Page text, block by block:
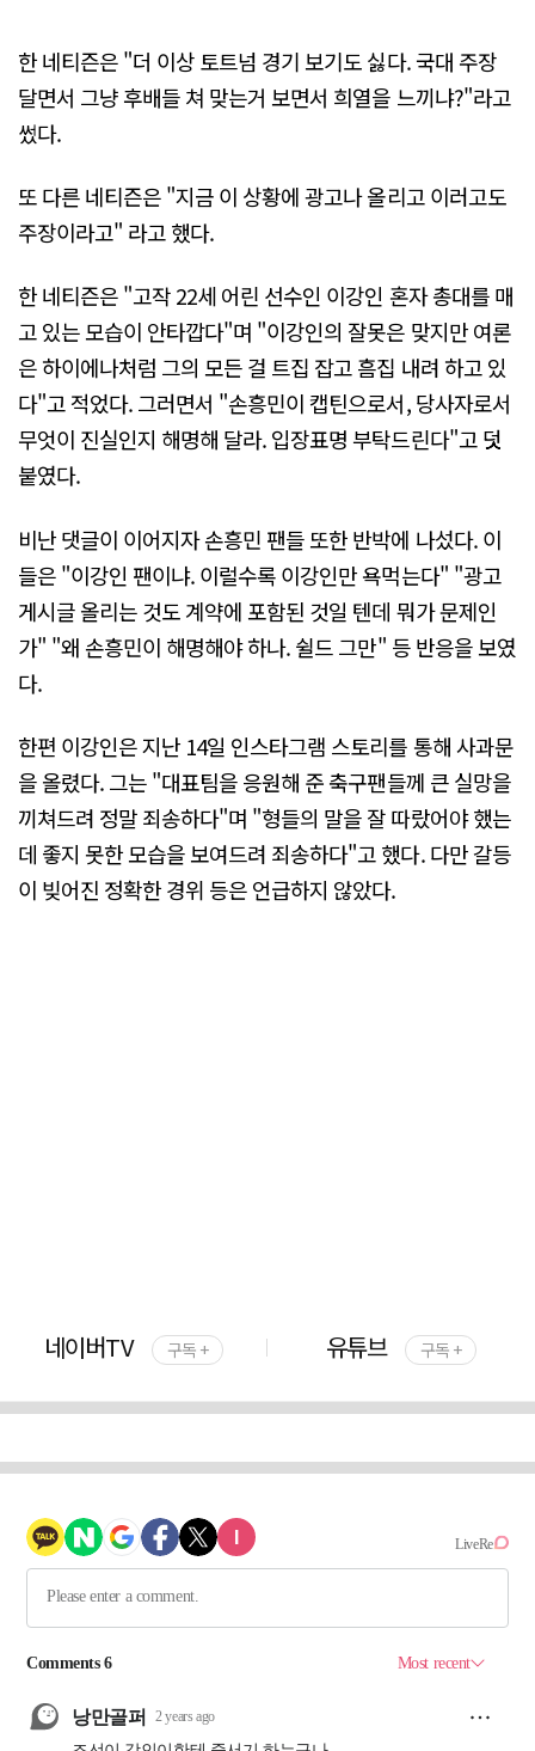
한 네티즌은 "더 이상 토트넘 경기 보기도 싫다. 국대 주장
달면서 그냥 후배들 쳐 맞는거 보면서 희열을 느끼냐?"라고
썼다.
또 다른 네티즌은 "지금 이 상황에 광고나 올리고 이러고도
주장이라고" 라고 했다.
한 네티즌은 "고작 22세 어린 선수인 이강인 혼자 총대를 매
고 있는 모습이 안타깝다"며 "이강인의 잘못은 맞지만 여론
은 하이에나처럼 그의 모든 걸 트집 잡고 흠집 내려 하고 있
다"고 적었다. 그러면서 "손흥민이 캡틴으로서, 당사자로서
무엇이 진실인지 해명해 달라. 입장표명 부탁드린다"고 덧
붙였다.
비난 댓글이 이어지자 손흥민 팬들 또한 반박에 나섰다. 이
들은 "이강인 팬이냐. 이럴수록 이강인만 욕먹는다" "광고
게시글 올리는 것도 계약에 포함된 것일 텐데 뭐가 문제인
가" "왜 손흥민이 해명해야 하나. 쉴드 그만" 등 반응을 보였
다.
한편 이강인은 지난 14일 인스타그램 스토리를 통해 사과문
을 올렸다. 그는 "대표팀을 응원해 준 축구팬들께 큰 실망을
끼쳐드려 정말 죄송하다"며 "형들의 말을 잘 따랐어야 했는
데 좋지 못한 모습을 보여드려 죄송하다"고 했다. 다만 갈등
이 빚어진 정확한 경위 등은 언급하지 않았다.
네이버TV 구독 + 유튜브 구독 +